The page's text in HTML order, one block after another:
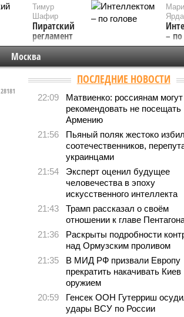
–
Тимур
Шафир
Пиратский
регламент
Москва
28181
ПОСЛЕДНИЕ НОВОСТИ
22:09
Матвиенко: россиянам могут
рекомендовать не посещать
Армению
21:56
Пьяный поляк жестоко
соотечественников,
украинцами
21:54
Эксперт оценил будущее
человечества в эпоху
искусственного интеллекта
21:43
Трамп рассказал о своём
отношении к главе
21:36
Раскрыты подробности
над Ормузским проливом
21:35
В МИД РФ призвали Европу
прекратить накачивать Киев
оружием
20:59
Генсек ООН Гутерриш
удары ВСУ по России